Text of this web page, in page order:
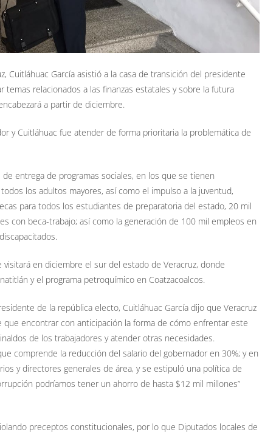
Cuitláhuac García asistió a la casa de transición del presidente
relacionados a las finanzas estatales y sobre la futura
a partir de diciembre.
y Cuitláhuac fue atender de forma prioritaria la problemática de
entrega de programas sociales, en los que se tienen
los adultos mayores, así como el impulso a la juventud,
para todos los estudiantes de preparatoria del estado, 20 mil
con beca-trabajo; así como la generación de 100 mil empleos en
en diciembre el sur del estado de Veracruz, donde
y el programa petroquímico en Coatzacoalcos.
de la república electo, Cuitláhuac García dijo que Veracruz
encontrar con anticipación la forma de cómo enfrentar este
de los trabajadores y atender otras necesidades.
comprende la reducción del salario del gobernador en 30%; y en
y directores generales de área, y se estipuló una política de
podríamos tener un ahorro de hasta $12 mil millones”
preceptos constitucionales, por lo que Diputados locales de